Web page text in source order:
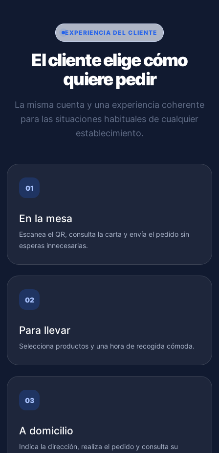
EXPERIENCIA DEL CLIENTE
El cliente elige cómo
quiere pedir
La misma cuenta y una experiencia coherente
para las situaciones habituales de cualquier
establecimiento.
En la mesa
Escanea el QR, consulta la carta y envía el pedido sin
esperas innecesarias.
Para llevar
Selecciona productos y una hora de recogida cómoda.
A domicilio
Indica la dirección, realiza el pedido y consulta su